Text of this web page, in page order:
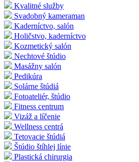
Kvalitné služby
Svadobný kameraman
Kaderníctvo, salón
Holičstvo, kaderníctvo
Kozmetický salón
Nechtové štúdio
Masážny salón
Pedikúra
Solárne štúdiá
Fotoateliér, štúdio
Fitness centrum
Vizáž a líčenie
Wellness centrá
Tetovacie štúdiá
Štúdio štíhlej línie
Plastická chirurgia